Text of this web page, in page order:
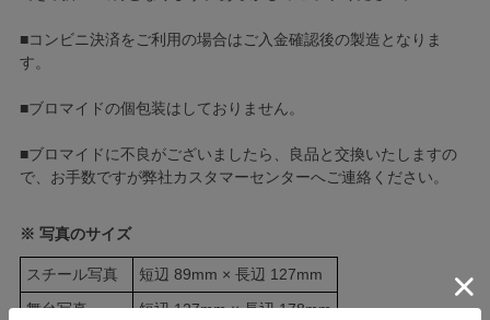
■コンビニ決済をご利用の場合はご入金確認後の製造となりま
す。
■ブロマイドの個包装はしておりません。
■ブロマイドに不良がございましたら、良品と交換いたしますの
で、お手数ですが弊社カスタマーセンターへご連絡ください。
※ 写真のサイズ
スチール写真
短辺 89mm × 長辺 127mm
舞台写真
短辺 127mm × 長辺 178mm